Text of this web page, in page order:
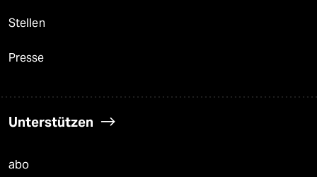
Stellen
Presse
Unterstützen
abo